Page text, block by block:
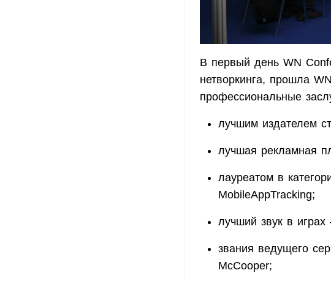
В первый день WN
нетворкинга, прошла
профессиональные
лучшим издателем
лучшая рекламная
лауреатом в
MobileAppTracking;
лучший звук в
звания ведущего
McCooper;